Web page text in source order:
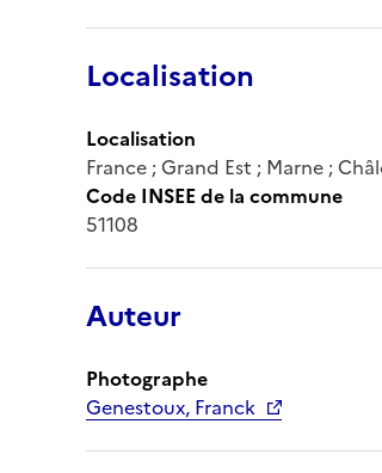
Localisation
Localisation
France ; Grand Est ; Marne ;
Code INSEE de la commune
51108
Auteur
Photographe
Genestoux, Franck